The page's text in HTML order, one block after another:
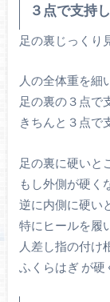
３点で支持
足の裏 じっくり
人の全体重を細
足の裏の３点で
きちんと３点で
足の裏に硬いと
もし外側が硬く
逆に内側に硬い
特に ヒールを履
人差し指の付け
ふくらはぎが硬